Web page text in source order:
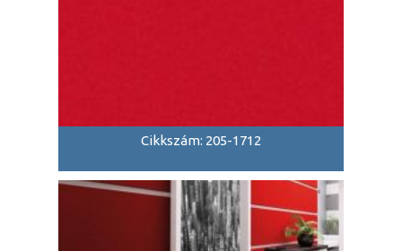
Cikkszám: 205-1712